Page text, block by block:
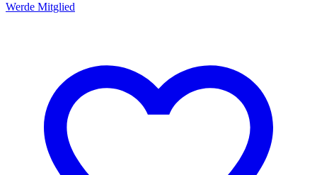
Werde Mitglied